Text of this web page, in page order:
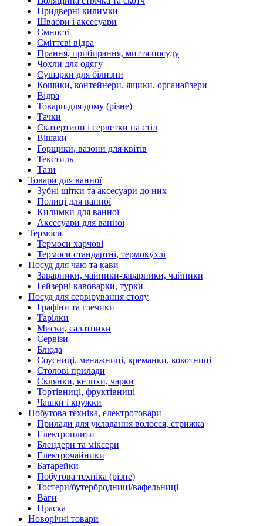
Придверні килимки
Швабри і аксесуари
Ємності
Сміттєві відра
Прання, прибирання, миття посуду
Чохли для одягу
Сушарки для білизни
Кошики, контейнери, ящики, органайзери
Відра
Товари для дому (різне)
Тачки
Скатертини і серветки на стіл
Вішаки
Горщики, вазони для квітів
Текстиль
Тази
Товари для ванної
Зубні щітки та аксесуари до них
Полиці для ванної
Килимки для ванної
Аксесуари для ванної
Термоси
Термоси харчові
Термоси стандартні, термокухлі
Посуд для чаю та кави
Заварники, чайники-заварники, чайники
Гейзерні кавоварки, турки
Посуд для сервірування столу
Графіни та глечики
Тарілки
Миски, салатники
Сервізи
Блюда
Соусниці, менажниці, креманки, кокотниці
Столові прилади
Склянки, келихи, чарки
Тортівниці, фруктівниці
Чашки і кружки
Побутова техніка, електротовари
Прилади для укладання волосся, стрижка
Електроплити
Блендери та міксери
Електрочайники
Батарейки
Побутова техніка (різне)
Тостери/бутербродниці/вафельниці
Ваги
Праска
Новорічні товари